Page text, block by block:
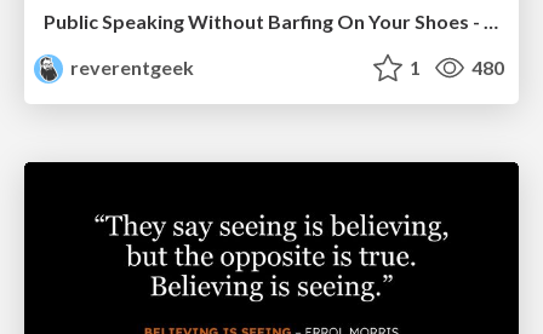
Public Speaking Without Barfing On Your Shoes - THAT 2023
reverentgeek
1 480